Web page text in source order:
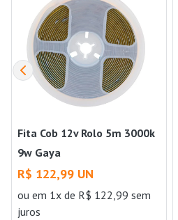
Fita Cob 12v Rolo 5m 3000k
9w Gaya
R$ 122,99 UN
ou em 1x de R$ 122,99 sem
juros